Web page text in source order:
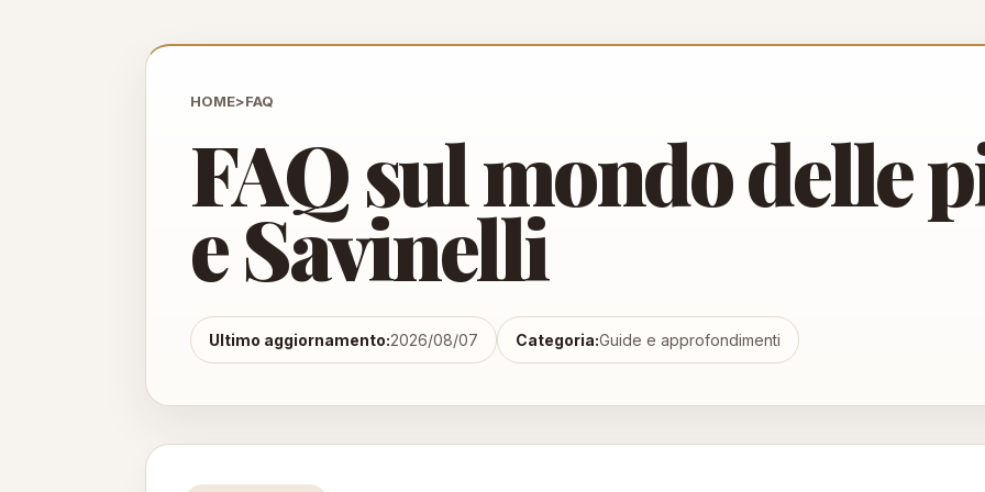
HOME>FAQ
FAQ sul mondo delle
e Savinelli
Ultimo aggiornamento:2026/08/07 Categoria:Guide e approfondimenti